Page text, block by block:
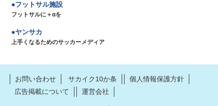
フットサル施設
フットサルに＋αを
ヤンサカ
上手くなるためのサッカーメディア
お問い合わせ サカイク10か条
個人情報保護方針
広告掲載について
運営会社